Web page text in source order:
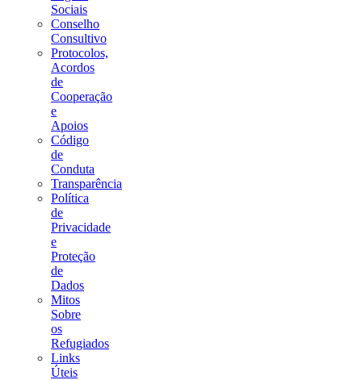
Sociais
Conselho
Consultivo
Protocolos,
Acordos
de
Cooperação
e
Apoios
Código
de
Conduta
Transparência
Política
de
Privacidade
e
Proteção
de
Dados
Mitos
Sobre
os
Refugiados
Links
Úteis